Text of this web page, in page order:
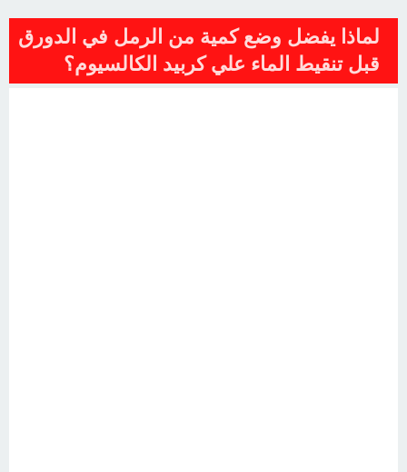
لماذا يفضل وضع كمية من الرمل في الدورق
قبل تنقيط الماء علي كربيد الكالسيوم؟